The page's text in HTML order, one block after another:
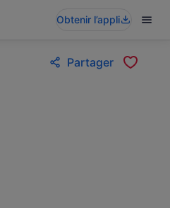
Obtenir l’appli
Partager